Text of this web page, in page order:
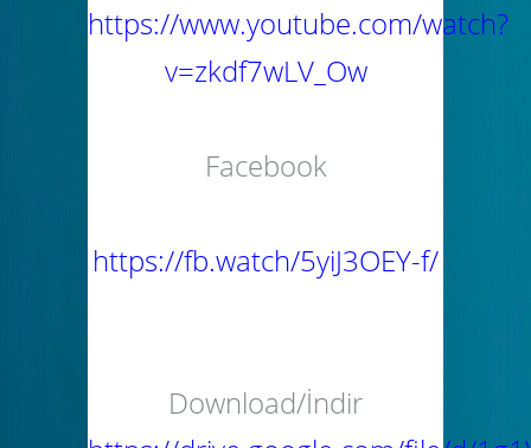
https://www.youtube.com/watch?
v=zkdf7wLV_Ow
Facebook
https://fb.watch/5yiJ3OEY-f/
Download/İndir